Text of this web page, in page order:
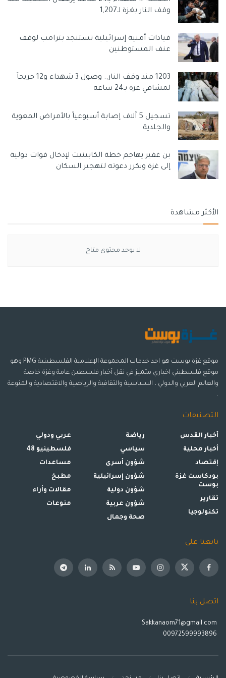
الإفطار والسحور والتلاعب بأوقات وكميات الطعام المقدمة
لزيادة معاناتهم.
وسوم: اخبار الاسرى الاسرى في سجون الاحتلال
معاناة الاسرى في سجون الاحتلال
وقف النار بغزة لـ1,207
قيادات أمنية إسرائيلية تستنجد بترامب لوقف
عنف المستوطنين
1203 منذ وقف النار.. وصول 3 شهداء و12 جريحاً
لمشافي غزة بـ24 ساعة
تسجيل 5 آلاف إصابة أسبوعياً بالأمراض المعوية
والجلدية
بن غفير يهاجم خطة الكابينيت لإدخال قوات دولية
إلى غزة ويكرر دعوته لتهجير السكان
الأكثر مشاهدة
لا يوجد محتوى متاح
موقع غزة بوست هو احد خدمات المجموعة الإعلامية الفلسطينية PMG وهو
موقع فلسطيني اخباري متميز في نقل أخبار فلسطين عامة وغزة خاصة
والعالم العربي والدولي ، السياسية والثقافية والرياضية والاقتصادية والمنوعة
.
التصنيفات
أخبار القدس
أخبار محلية
إقتصاد
بودكاست غزة
بوست
تقارير
تكنولوجيا
رياضة
سياسي
شؤون أسرى
شؤون إسرائيلية
شؤون دولية
شؤون عربية
صحة وجمال
عربي ودولي
فلسطينيو 48
مساعدات
مطبخ
مقالات وأراء
منوعات
تابعنا على
اتصل بنا
Sakkanaom71@gmail.com